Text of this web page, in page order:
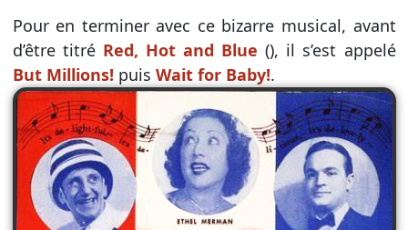
Pour en terminer avec ce bizarre musical, avant
d’être titré Red, Hot and Blue (), il s’est appelé
But Millions! puis Wait for Baby!.